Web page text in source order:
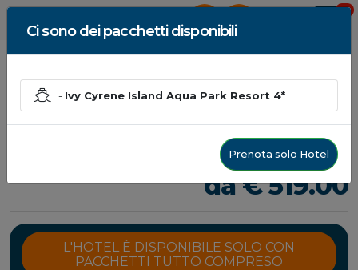
0
Ivy Cyrene Island Aqua
Sharm el-Sheikh, Egitto - Egitto
da € 519.00
L'HOTEL È DISPONIBILE SOLO CON
PACCHETTI TUTTO COMPRESO
Ci sono dei pacchetti disponibili
- Ivy Cyrene Island Aqua Park Resort 4*
Prenota solo Hotel